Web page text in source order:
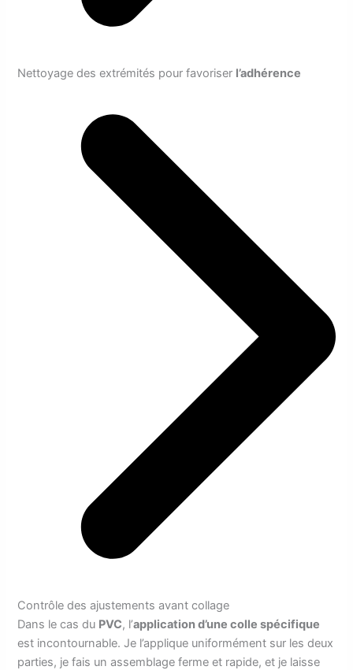
Nettoyage des extrémités pour favoriser l’adhérence
Contrôle des ajustements avant collage
Dans le cas du PVC, l’application d’une colle spécifique
est incontournable. Je l’applique uniformément sur les deux
parties, je fais un assemblage ferme et rapide, et je laisse